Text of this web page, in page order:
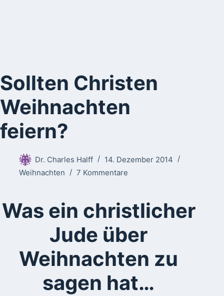
Sollten Christen
Weihnachten
feiern?
Dr. Charles Halff
14. Dezember 2014
Weihnachten
7 Kommentare
Was ein christlicher
Jude über
Weihnachten zu
sagen hat…